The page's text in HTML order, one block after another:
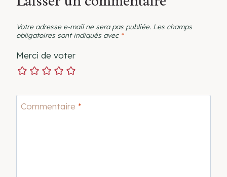
Votre adresse e-mail ne sera pas publiée. Les champs
obligatoires sont indiqués avec *
Merci de voter
Commentaire *